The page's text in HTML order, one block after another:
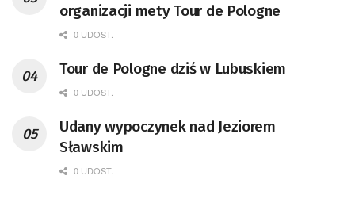
organizacji mety Tour de Pologne
0 UDOST.
Tour de Pologne dziś w Lubuskiem
0 UDOST.
Udany wypoczynek nad Jeziorem
Sławskim
0 UDOST.